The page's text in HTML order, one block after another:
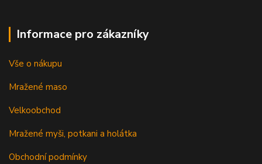
Informace pro zákazníky
Vše o nákupu
Mražené maso
Velkoobchod
Mražené myši, potkani a holátka
Obchodní podmínky